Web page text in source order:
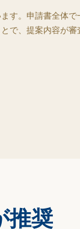
す。申請書全体
で、提案内容が審
推奨